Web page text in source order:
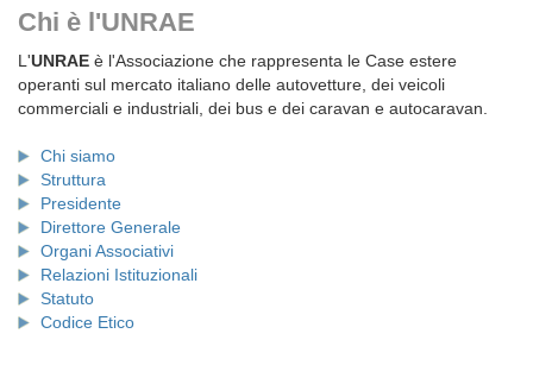
Chi è l'UNRAE
L'UNRAE è l'Associazione che rappresenta le Case estere
operanti sul mercato italiano delle autovetture, dei veicoli
commerciali e industriali, dei bus e dei caravan e autocaravan.
Chi siamo
Struttura
Presidente
Direttore Generale
Organi Associativi
Relazioni Istituzionali
Statuto
Codice Etico